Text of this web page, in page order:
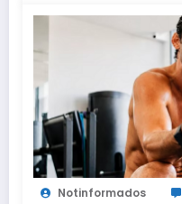
Notinformados